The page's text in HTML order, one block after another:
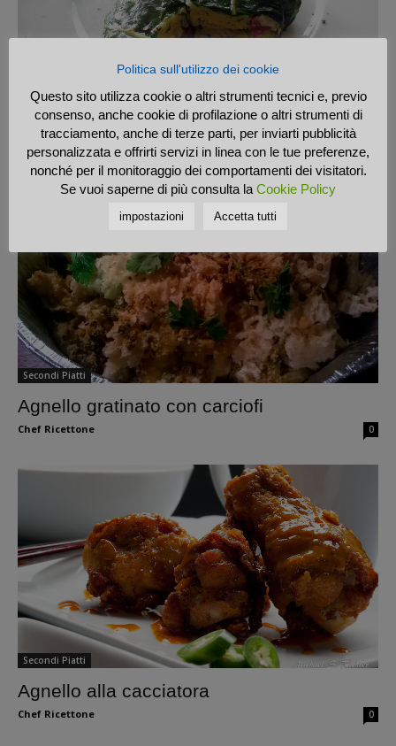
Secondi Piatti
Involtini di verza con pollo e besciamella
Chef Ricettone
Secondi Piatti
Agnello gratinato con carciofi
Chef Ricettone 0
Secondi Piatti
Agnello alla cacciatora
Chef Ricettone 0
Politica sull'utilizzo dei cookie
Questo sito utilizza cookie o altri strumenti tecnici e, previo
consenso, anche cookie di profilazione o altri strumenti di
tracciamento, anche di terze parti, per inviarti pubblicità
personalizzata e offrirti servizi in linea con le tue preferenze,
nonché per il monitoraggio dei comportamenti dei visitatori.
Se vuoi saperne di più consulta la Cookie Policy
impostazioni Accetta tutti